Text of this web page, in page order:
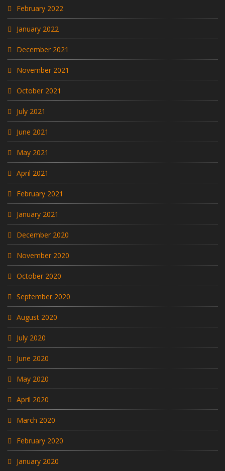
February 2022
January 2022
December 2021
November 2021
October 2021
July 2021
June 2021
May 2021
April 2021
February 2021
January 2021
December 2020
November 2020
October 2020
September 2020
August 2020
July 2020
June 2020
May 2020
April 2020
March 2020
February 2020
January 2020